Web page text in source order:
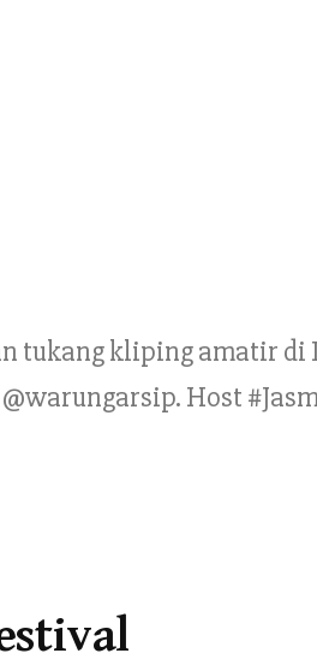
tukang kliping amatir di
Host